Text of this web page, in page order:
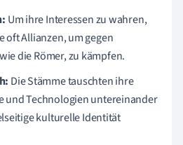
Um ihre Interessen zu wahren,
oft Allianzen, um gegen
die Römer, zu kämpfen.
Die Stämme tauschten ihre
und Technologien untereinander
kulturelle Identität